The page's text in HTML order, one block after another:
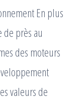
En plus
de près au
des moteurs
valeurs de